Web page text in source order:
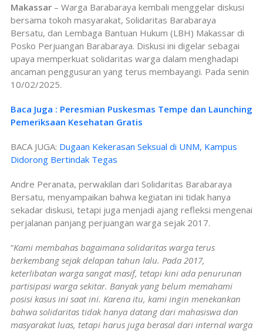
Makassar – Warga Barabaraya kembali menggelar diskusi
bersama tokoh masyarakat, Solidaritas Barabaraya
Bersatu, dan Lembaga Bantuan Hukum (LBH) Makassar di
Posko Perjuangan Barabaraya. Diskusi ini digelar sebagai
upaya memperkuat solidaritas warga dalam menghadapi
ancaman penggusuran yang terus membayangi. Pada senin
10/02/2025.
Baca Juga : Peresmian Puskesmas Tempe dan Launching
Pemeriksaan Kesehatan Gratis
BACA JUGA: Dugaan Kekerasan Seksual di UNM, Kampus
Didorong Bertindak Tegas
Andre Peranata, perwakilan dari Solidaritas Barabaraya
Bersatu, menyampaikan bahwa kegiatan ini tidak hanya
sekadar diskusi, tetapi juga menjadi ajang refleksi mengenai
perjalanan panjang perjuangan warga sejak 2017.
“Kami membahas bagaimana solidaritas warga terus
berkembang sejak delapan tahun lalu. Pada 2017,
keterlibatan warga sangat masif, tetapi kini ada penurunan
partisipasi warga sekitar. Banyak yang belum memahami
posisi kasus ini saat ini. Karena itu, kami ingin menekankan
bahwa solidaritas tidak hanya datang dari mahasiswa dan
masyarakat luas, tetapi harus juga berasal dari internal warga